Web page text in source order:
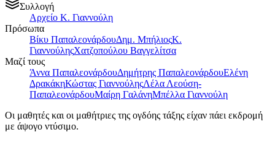
Συλλογή
Αρχείο Κ. Γιαννούλη
Πρόσωπα
Βίκυ ΠαπαλεονάρδουΔημ. ΜπήλιοςΚ.
ΓιαννούληςΧατζοπούλου Βαγγελίτσα
Μαζί τους
Άννα ΠαπαλεονάρδουΔημήτρης ΠαπαλεονάρδουΕλένη
ΔρακάκηΚώστας ΓιαννούληςΛέλα Λεούση-
ΠαπαλεονάρδουΜαίρη ΓαλάνηΜπέλλα Γιαννούλη
Οι μαθητές και οι μαθήτριες της ογδόης τάξης είχαν πάει εκδρομή
με άψογο ντύσιμο.